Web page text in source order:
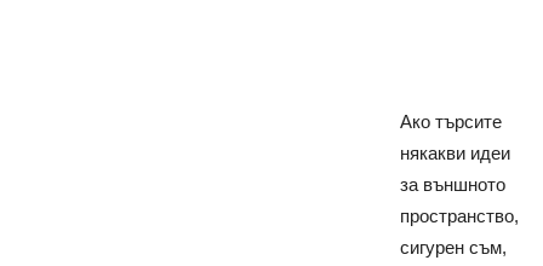
Ако търсите
някакви идеи
за външното
пространство,
сигурен съм,